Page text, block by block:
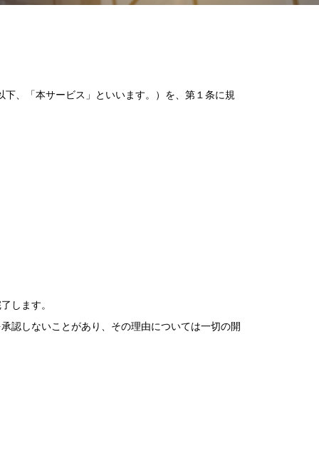
、「本サービス」といいます。）を、第１条に規
します。
認しないことがあり、その理由については一切の開